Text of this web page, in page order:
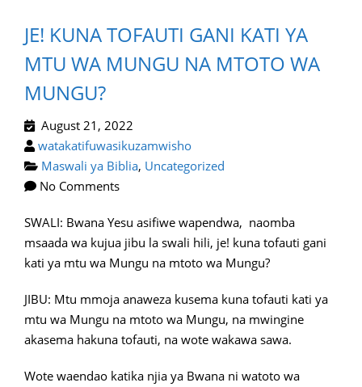
JE! KUNA TOFAUTI GANI KATI YA
MTU WA MUNGU NA MTOTO WA
MUNGU?
August 21, 2022
watakatifuwasikuzamwisho
Maswali ya Biblia, Uncategorized
No Comments
SWALI: Bwana Yesu asifiwe wapendwa, naomba
msaada wa kujua jibu la swali hili, je! kuna tofauti gani
kati ya mtu wa Mungu na mtoto wa Mungu?
JIBU: Mtu mmoja anaweza kusema kuna tofauti kati ya
mtu wa Mungu na mtoto wa Mungu, na mwingine
akasema hakuna tofauti, na wote wakawa sawa.
Wote waendao katika njia ya Bwana ni watoto wa